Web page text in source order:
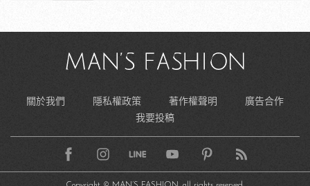
關於我們 隱私權政策 著作權聲明
廣告合作
我要投稿